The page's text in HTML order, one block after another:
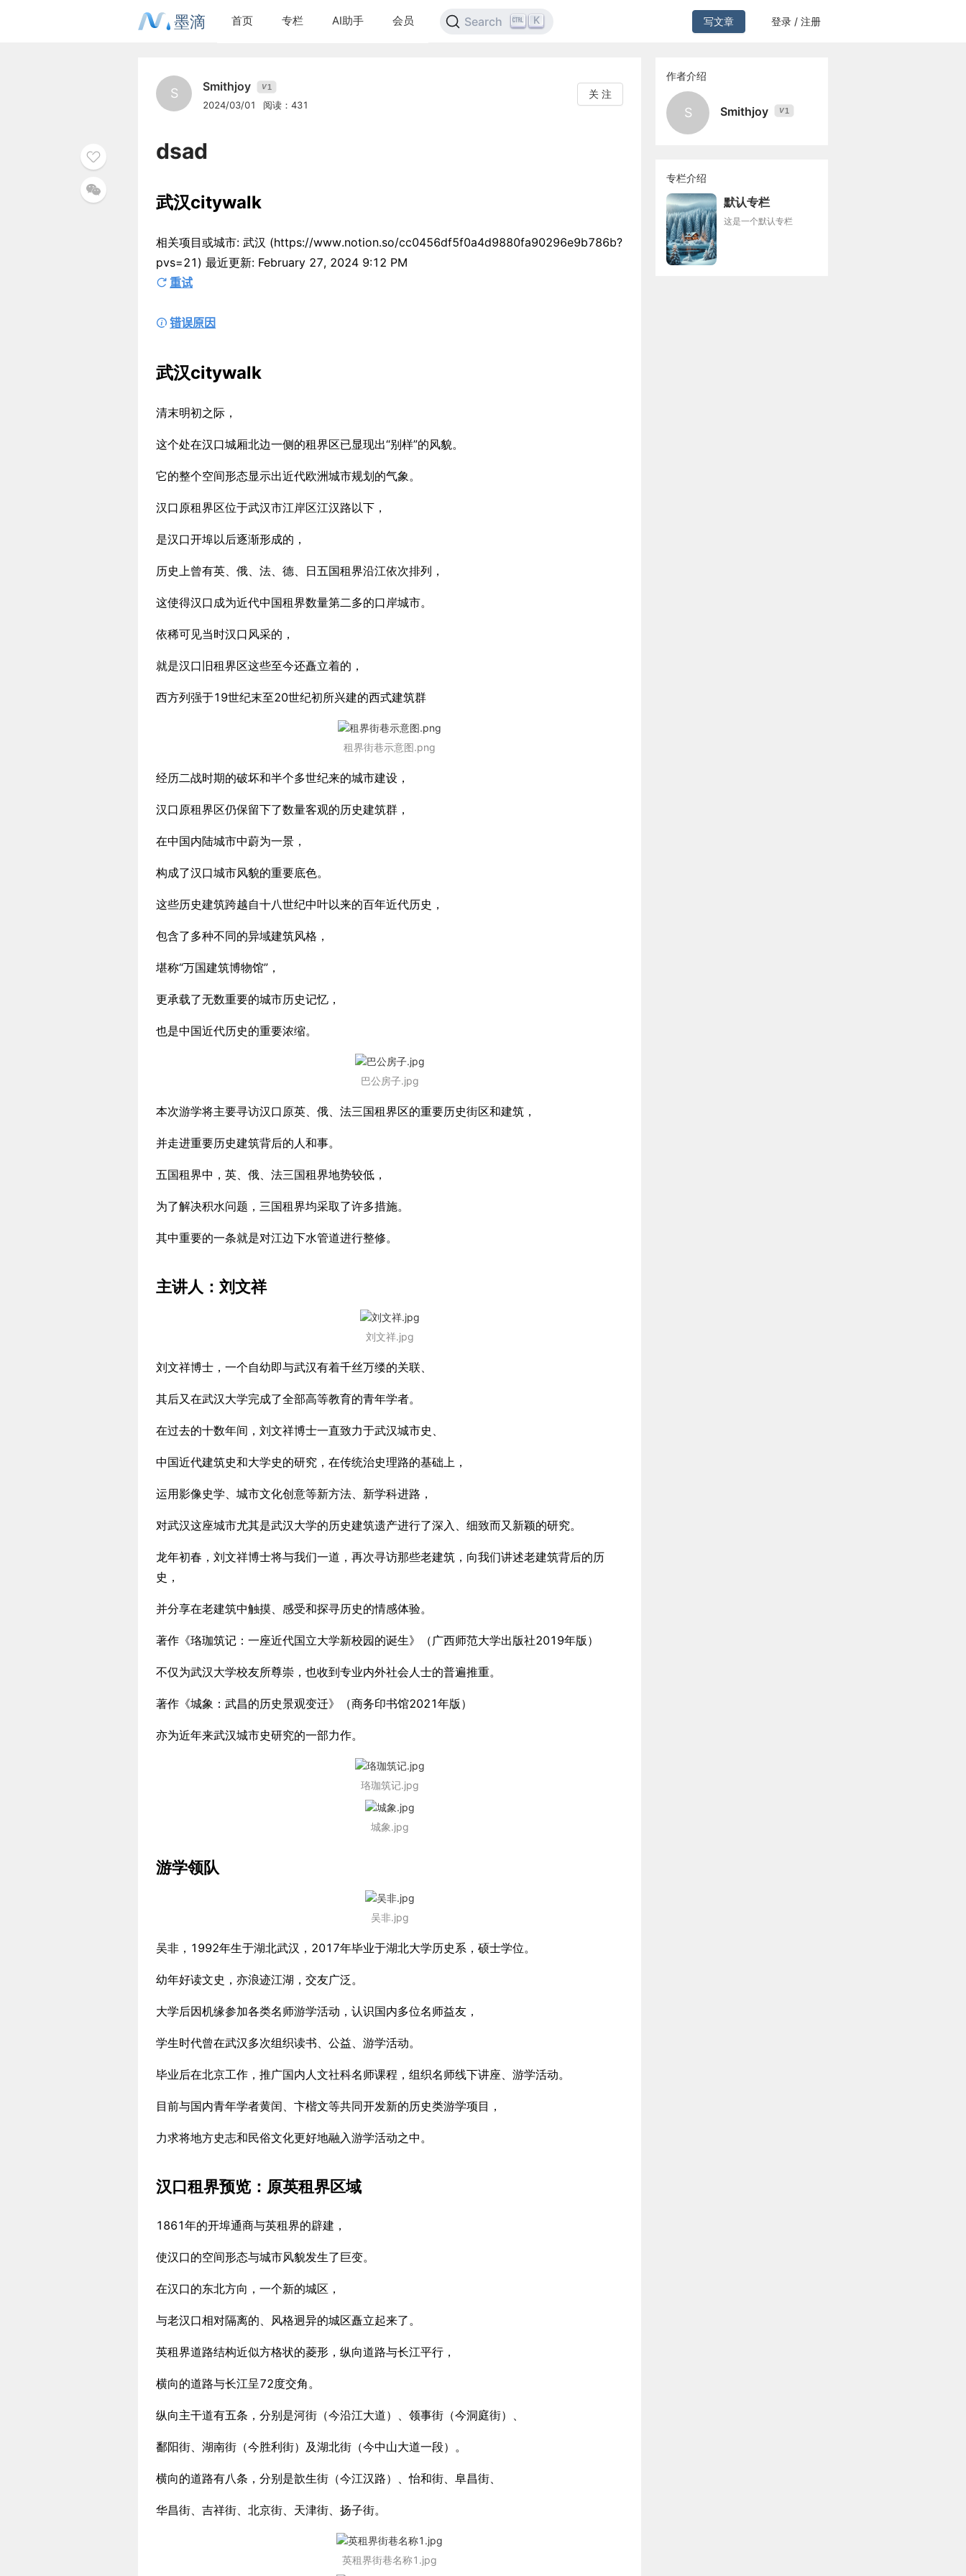
墨滴 首页 专栏 AI助手 会员 Search K 写文章 登录 / 注册
S Smithjoy V1
2024/03/01 阅读：431
关 注
dsad
武汉citywalk
相关项目或城市: 武汉 (https://www.notion.so/cc0456df5f0a4d9880fa90296e9b786b?
pvs=21) 最近更新: February 27, 2024 9:12 PM
重试
错误原因
武汉citywalk
清末明初之际，
这个处在汉口城厢北边一侧的租界区已显现出“别样”的风貌。
它的整个空间形态显示出近代欧洲城市规划的气象。
汉口原租界区位于武汉市江岸区江汉路以下，
是汉口开埠以后逐渐形成的，
历史上曾有英、俄、法、德、日五国租界沿江依次排列，
这使得汉口成为近代中国租界数量第二多的口岸城市。
依稀可见当时汉口风采的，
就是汉口旧租界区这些至今还矗立着的，
西方列强于19世纪末至20世纪初所兴建的西式建筑群
租界街巷示意图.png
经历二战时期的破坏和半个多世纪来的城市建设，
汉口原租界区仍保留下了数量客观的历史建筑群，
在中国内陆城市中蔚为一景，
构成了汉口城市风貌的重要底色。
这些历史建筑跨越自十八世纪中叶以来的百年近代历史，
包含了多种不同的异域建筑风格，
堪称“万国建筑博物馆”，
更承载了无数重要的城市历史记忆，
也是中国近代历史的重要浓缩。
巴公房子.jpg
本次游学将主要寻访汉口原英、俄、法三国租界区的重要历史街区和建筑，
并走进重要历史建筑背后的人和事。
五国租界中，英、俄、法三国租界地势较低，
为了解决积水问题，三国租界均采取了许多措施。
其中重要的一条就是对江边下水管道进行整修。
主讲人：刘文祥
刘文祥.jpg
刘文祥博士，一个自幼即与武汉有着千丝万缕的关联、
其后又在武汉大学完成了全部高等教育的青年学者。
在过去的十数年间，刘文祥博士一直致力于武汉城市史、
中国近代建筑史和大学史的研究，在传统治史理路的基础上，
运用影像史学、城市文化创意等新方法、新学科进路，
对武汉这座城市尤其是武汉大学的历史建筑遗产进行了深入、细致而又新颖的研究。
龙年初春，刘文祥博士将与我们一道，再次寻访那些老建筑，向我们讲述老建筑背后的历
史，
并分享在老建筑中触摸、感受和探寻历史的情感体验。
著作《珞珈筑记：一座近代国立大学新校园的诞生》（广西师范大学出版社2019年版）
不仅为武汉大学校友所尊崇，也收到专业内外社会人士的普遍推重。
著作《城象：武昌的历史景观变迁》（商务印书馆2021年版）
亦为近年来武汉城市史研究的一部力作。
珞珈筑记.jpg
城象.jpg
游学领队
吴非.jpg
吴非，1992年生于湖北武汉，2017年毕业于湖北大学历史系，硕士学位。
幼年好读文史，亦浪迹江湖，交友广泛。
大学后因机缘参加各类名师游学活动，认识国内多位名师益友，
学生时代曾在武汉多次组织读书、公益、游学活动。
毕业后在北京工作，推广国内人文社科名师课程，组织名师线下讲座、游学活动。
目前与国内青年学者黄闰、卞楷文等共同开发新的历史类游学项目，
力求将地方史志和民俗文化更好地融入游学活动之中。
汉口租界预览：原英租界区域
1861年的开埠通商与英租界的辟建，
使汉口的空间形态与城市风貌发生了巨变。
在汉口的东北方向，一个新的城区，
与老汉口相对隔离的、风格迥异的城区矗立起来了。
英租界道路结构近似方格状的菱形，纵向道路与长江平行，
横向的道路与长江呈72度交角。
纵向主干道有五条，分别是河街（今沿江大道）、领事街（今洞庭街）、
鄱阳街、湖南街（今胜利街）及湖北街（今中山大道一段）。
横向的道路有八条，分别是歆生街（今江汉路）、怡和街、阜昌街、
华昌街、吉祥街、北京街、天津街、扬子街。
英租界街巷名称1.jpg
作者介绍
S Smithjoy V1
专栏介绍
默认专栏
这是一个默认专栏